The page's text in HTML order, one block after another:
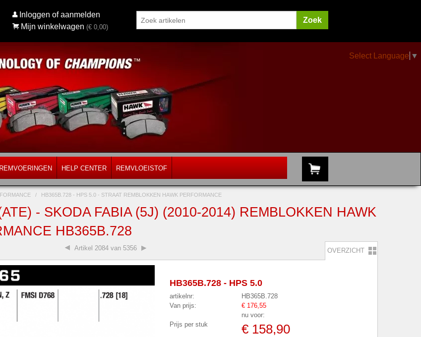
Inloggen of aanmelden
Mijn winkelwagen (€0,00)
Select Language ▼
HELP CENTER REMVLOEISTOF
/ HB365B.728 - HPS 5.0 - STRAAT REMBLOKKEN HAWK PERFORMANCE
- SKODA FABIA (5J) (2010-2014) REMBLOKKEN HAWK
HB365B.728
Artikel 2084 van 5356 OVERZICHT
HB365B.728 - HPS 5.0
artikelnr:
HB365B.728
Van prijs:
€ 176,55
nu voor:
Prijs per stuk
€ 158,90